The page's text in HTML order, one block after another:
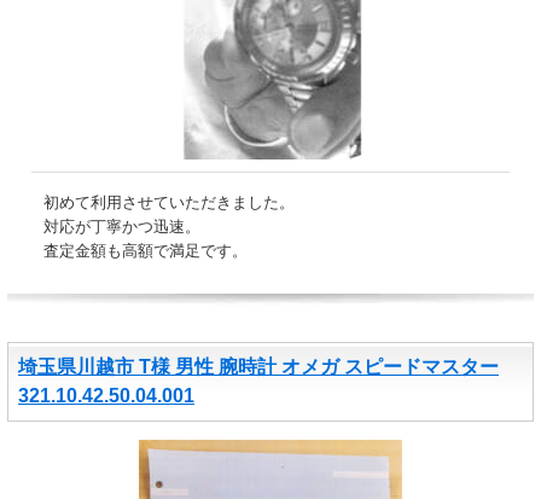
初めて利用させていただきました。
対応が丁寧かつ迅速。
査定金額も高額で満足です。
埼玉県川越市 T様 男性 腕時計 オメガ スピードマスター
321.10.42.50.04.001